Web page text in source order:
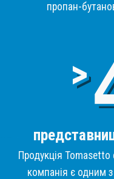
пропан-
>
Продукція Tomasetto
компанія є одним з